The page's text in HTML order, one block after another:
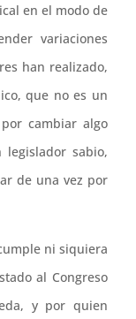
en el modo de
variaciones
han realizado,
que no es un
cambiar algo
sabio,
de una vez por
ni siquiera
al Congreso
y por quien